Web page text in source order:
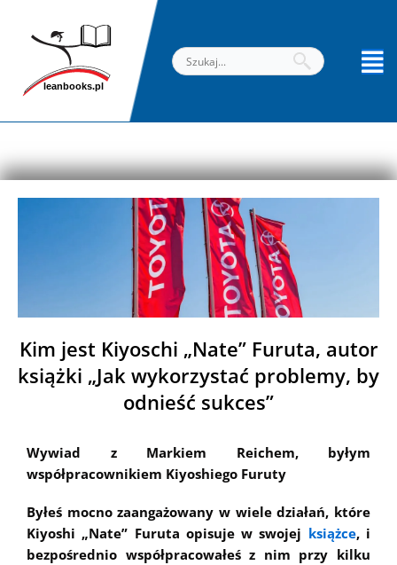
Kim jest Kiyoschi „Nate” Furuta, autor
książki „Jak wykorzystać problemy, by
odnieść sukces”
Wywiad z Markiem Reichem, byłym
współpracownikiem Kiyoshiego Furuty
Byłeś mocno zaangażowany w wiele działań, które
Kiyoshi „Nate” Furuta opisuje w swojej książce, i
bezpośrednio współpracowałeś z nim przy kilku